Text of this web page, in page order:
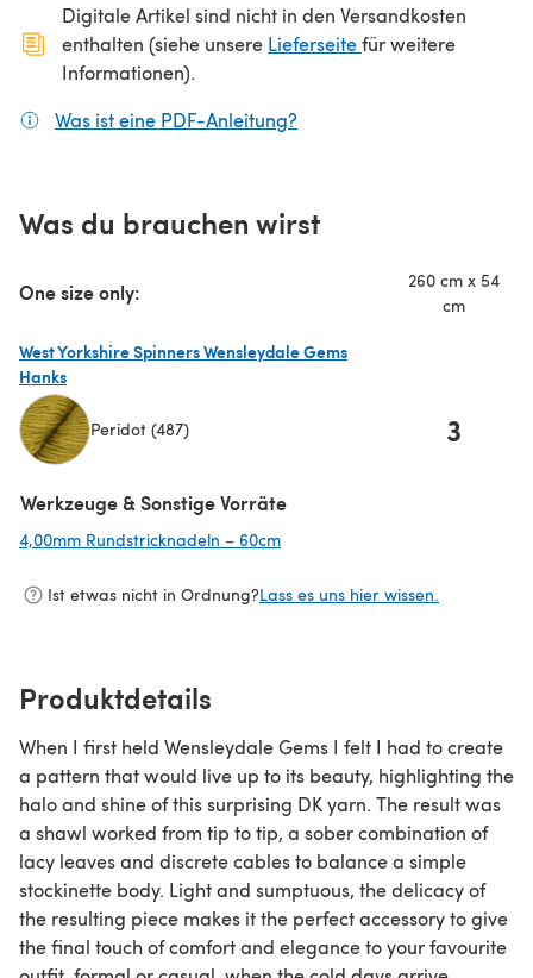
Digitale Artikel sind nicht in den Versandkosten
enthalten (siehe unsere Lieferseite(öffnet sich in
für weitere
Informationen).
Was ist eine PDF-Anleitung?
Was du brauchen wirst
One size only:
260 cm x 54
cm
West Yorkshire Spinners Wensleydale Gems
Hanks
Peridot (487) 3
Werkzeuge & Sonstige Vorräte
4,00mm Rundstricknadeln – 60cm
Ist etwas nicht in Ordnung?Lass es uns hier wissen.
Produktdetails
When I first held Wensleydale Gems I felt I had to create
a pattern that would live up to its beauty, highlighting the
halo and shine of this surprising DK yarn. The result was
a shawl worked from tip to tip, a sober combination of
lacy leaves and discrete cables to balance a simple
stockinette body. Light and sumptuous, the delicacy of
the resulting piece makes it the perfect accessory to give
the final touch of comfort and elegance to your favourite